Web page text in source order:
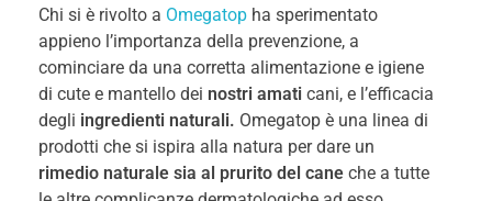
Chi si è rivolto a Omegatop ha sperimentato
appieno l’importanza della prevenzione, a
cominciare da una corretta alimentazione e igiene
di cute e mantello dei nostri amati cani, e l’efficacia
degli ingredienti naturali. Omegatop è una linea di
prodotti che si ispira alla natura per dare un
rimedio naturale sia al prurito del cane che a tutte